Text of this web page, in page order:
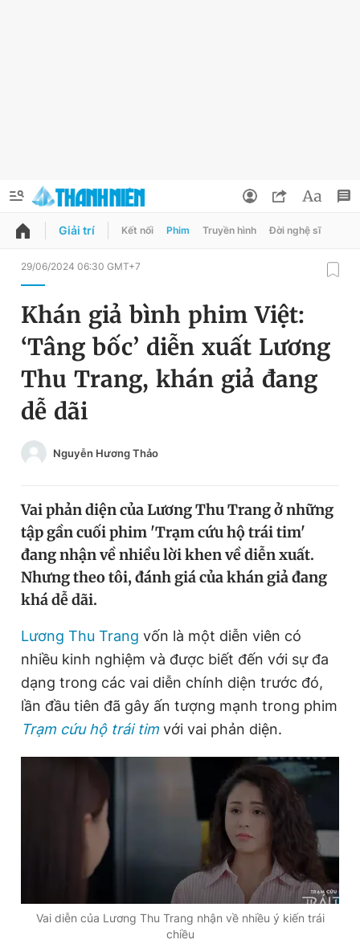
QUẢNG CÁO
Chuyên mục
Chuyên mục khác
Chào ngày mới
Tin thị trường
Video Magazine
Sản phẩm khác
Tiện ích
Thông tin tòa soạn Liên hệ quảng cáo
Đọc Thanh Niên trên điện thoại
Theo dõi báo trên
Hotline Liên hệ quảng cáo
0908 780 404
Đổi mật khẩu
Tin đã lưu
Giải trí Kết nối Phim Truyền hình Đời nghệ sĩ
29/06/2024 06:30 GMT+7
Khán giả bình phim Việt:
‘Tâng bốc’ diễn xuất Lương
Thu Trang, khán giả đang
dễ dãi
Nguyễn Hương Thảo
Vai phản diện của Lương Thu Trang ở những
tập gần cuối phim 'Trạm cứu hộ trái tim'
đang nhận về nhiều lời khen về diễn xuất.
Nhưng theo tôi, đánh giá của khán giả đang
khá dễ dãi.
Lương Thu Trang vốn là một diễn viên có
nhiều kinh nghiệm và được biết đến với sự đa
dạng trong các vai diễn chính diện trước đó,
lần đầu tiên đã gây ấn tượng mạnh trong phim
Trạm cứu hộ trái tim với vai phản diện.
Vai diễn của Lương Thu Trang nhận về nhiều ý kiến trái
chiều